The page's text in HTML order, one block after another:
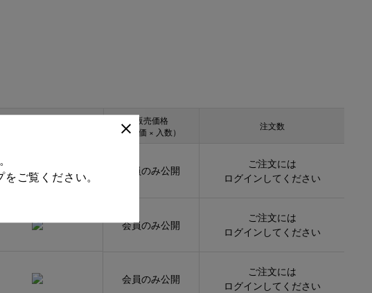
をご覧ください。
販売価格
（単価 × 入数）
注文数
会員のみ公開
ご注文には
ログイン してください
会員のみ公開
ご注文には
ログイン してください
会員のみ公開
ご注文には
ログイン してください